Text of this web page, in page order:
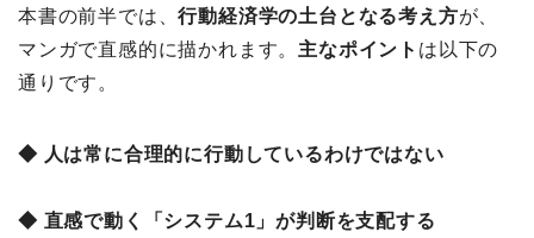
本書の前半では、行動経済学の土台となる考え方が、
マンガで直感的に描かれます。 主なポイント は以下の
通りです。
◆ 人は常に合理的に行動しているわけではない
◆ 直感で動く「システム1」が判断を支配する